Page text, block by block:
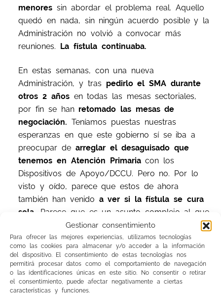
Gestionar consentimiento
Para ofrecer las mejores experiencias, utilizamos tecnologías
como las cookies para almacenar y/o acceder a la información
del dispositivo. El consentimiento de estas tecnologías nos
permitirá procesar datos como el comportamiento de navegación
o las identificaciones únicas en este sitio. No consentir o retirar
el consentimiento, puede afectar negativamente a ciertas
características y funciones.
menores sin abordar el problema real. Aquello
quedó en nada, sin ningún acuerdo posible y la
Administración no volvió a convocar más
reuniones. La fístula continuaba.
En estas semanas, con una nueva
Administración, y tras pedirlo el SMA durante
otros 2 añosen todas las mesas sectoriales,
por fin se han retomado las mesas de
negociación. Teníamos puestas nuestras
esperanzas en que este gobierno sí se iba a
preocupar de arreglar el desaguisado que
tenemos en Atención Primariacon los
Dispositivos de Apoyo/DCCU. Pero no. Por lo
visto y oído, parece que estos de ahora
también han venido a ver si la fístula se cura
sola.
Parece que es un asunto complejo al que
nadie le quiere meter mano.
Nuestras reivindicacionesen este tema se las
hemos hecho llegar a la Administración en
varias ocasiones (a la de antes y la de ahora),
centrándonos en los auténticos problemas que